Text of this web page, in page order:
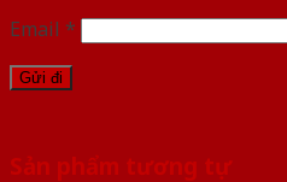
Email *
Sản phẩm tương tự